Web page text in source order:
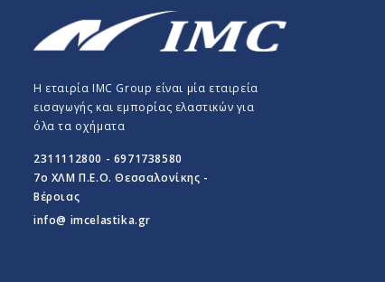
Η εταιρία IMC Group είναι μία εταιρεία
εισαγωγής και εμπορίας ελαστικών για
όλα τα οχήματα
2311112800 - 6971738580
7o ΧΛΜ Π.E.O. Θεσσαλονίκης -
Βέροιας
info@ imcelastika.gr